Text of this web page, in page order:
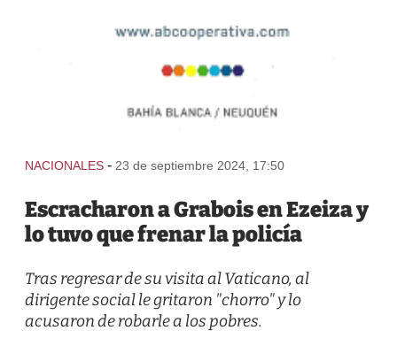
NACIONALES - 23 de septiembre 2024, 17:50
Escracharon a Grabois en Ezeiza y
lo tuvo que frenar la policía
Tras regresar de su visita al Vaticano, al
dirigente social le gritaron "chorro" y lo
acusaron de robarle a los pobres.